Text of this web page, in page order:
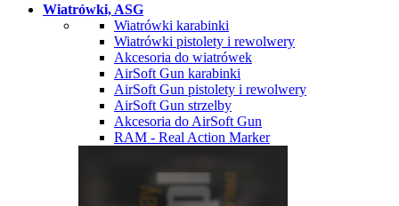
Wiatrówki, ASG
Wiatrówki karabinki
Wiatrówki pistolety i rewolwery
Akcesoria do wiatrówek
AirSoft Gun karabinki
AirSoft Gun pistolety i rewolwery
AirSoft Gun strzelby
Akcesoria do AirSoft Gun
RAM - Real Action Marker